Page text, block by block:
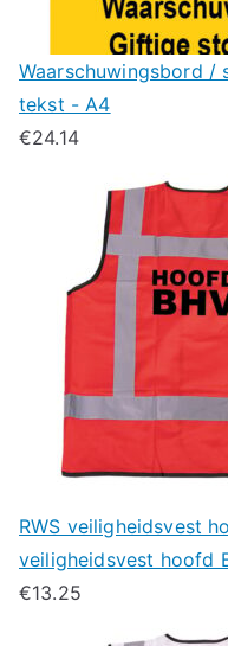
Waarschuwingsbord
tekst - A4
€24.14
RWS veiligheidsvest
veiligheidsvest hoofd
€13.25